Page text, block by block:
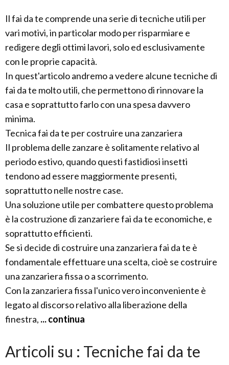
Il fai da te comprende una serie di tecniche utili per
vari motivi, in particolar modo per risparmiare e
redigere degli ottimi lavori, solo ed esclusivamente
con le proprie capacità.
In quest'articolo andremo a vedere alcune tecniche di
fai da te molto utili, che permettono di rinnovare la
casa e soprattutto farlo con una spesa davvero
minima.
Tecnica fai da te per costruire una zanzariera
Il problema delle zanzare è solitamente relativo al
periodo estivo, quando questi fastidiosi insetti
tendono ad essere maggiormente presenti,
soprattutto nelle nostre case.
Una soluzione utile per combattere questo problema
è la costruzione di zanzariere fai da te economiche, e
soprattutto efficienti.
Se si decide di costruire una zanzariera fai da te è
fondamentale effettuare una scelta, cioè se costruire
una zanzariera fissa o a scorrimento.
Con la zanzariera fissa l'unico vero inconveniente è
legato al discorso relativo alla liberazione della
finestra, ... continua
Articoli su : Tecniche fai da te